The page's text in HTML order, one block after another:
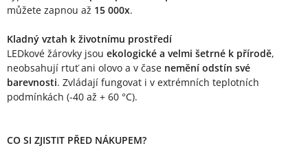
můžete zapnou až 15 000x.
Kladný vztah k životnímu prostředí
LEDkové žárovky jsou ekologické a velmi šetrné k přírodě,
neobsahují rtuť ani olovo a v čase nemění odstín své
barevnosti. Zvládají fungovat i v extrémních teplotních
podmínkách (-40 až + 60 °C).
CO SI ZJISTIT PŘED NÁKUPEM?